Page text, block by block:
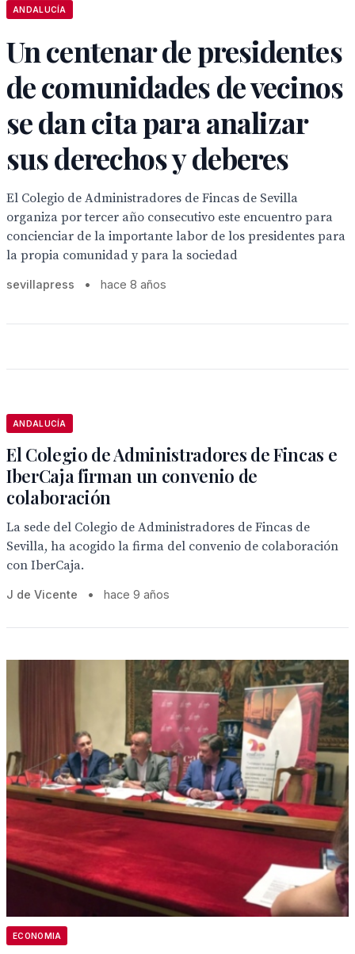
ANDALUCÍA
Un centenar de presidentes
de comunidades de vecinos
se dan cita para analizar
sus derechos y deberes
El Colegio de Administradores de Fincas de Sevilla
organiza por tercer año consecutivo este encuentro para
concienciar de la importante labor de los presidentes para
la propia comunidad y para la sociedad
sevillapress • hace 8 años
ANDALUCÍA
El Colegio de Administradores de Fincas e
IberCaja firman un convenio de
colaboración
La sede del Colegio de Administradores de Fincas de
Sevilla, ha acogido la firma del convenio de colaboración
con IberCaja.
J de Vicente • hace 9 años
ECONOMIA